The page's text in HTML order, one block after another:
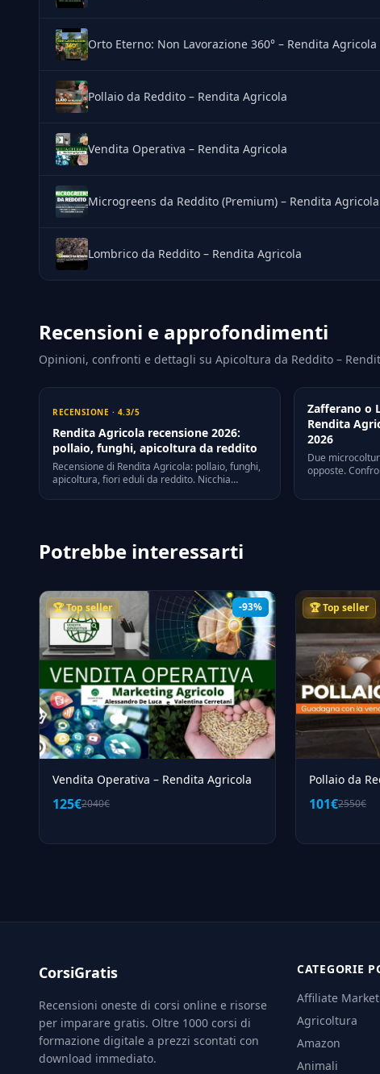
Orto Eterno: Non Lavorazione 360° – Rendita Agricola
Pollaio da Reddito – Rendita Agricola
Vendita Operativa – Rendita Agricola
Microgreens da Reddito (Premium) – Rendita Agricola
Lombrico da Reddito – Rendita Agricola
Recensioni e approfondimenti
Opinioni, confronti e dettagli su Apicoltura da Reddito –
RECENSIONE · 4.3/5
Rendita Agricola recensione 2026:
pollaio, funghi, apicoltura da reddito
Recensione di Rendita Agricola: pollaio, funghi,
apicoltura, fiori eduli da reddito. Nicchia
Zafferano o
Rendita
2026
Due
opposte.
Potrebbe interessarti
-93%
🏆 Top seller
Vendita Operativa – Rendita Agricola
125€2040€
🏆 Top seller
Pollaio da
101€2550€
CorsiGratis
Recensioni oneste di corsi online e risorse
per imparare gratis. Oltre 1000 corsi di
formazione digitale a prezzi scontati con
download immediato.
CATEGORIE
Affiliate
Agricoltura
Amazon
Animali